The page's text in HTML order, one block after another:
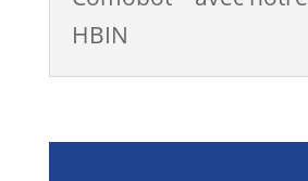
HBIN